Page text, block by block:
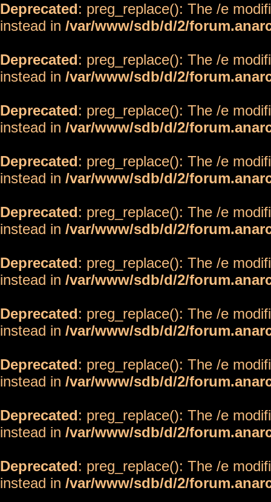
Deprecated: preg_replace(): The /e
instead in /var/www/sdb/d/2/
Deprecated: preg_replace(): The /e
instead in /var/www/sdb/d/2/
Deprecated: preg_replace(): The /e
instead in /var/www/sdb/d/2/
Deprecated: preg_replace(): The /e
instead in /var/www/sdb/d/2/
Deprecated: preg_replace(): The /e
instead in /var/www/sdb/d/2/
Deprecated: preg_replace(): The /e
instead in /var/www/sdb/d/2/
Deprecated: preg_replace(): The /e
instead in /var/www/sdb/d/2/
Deprecated: preg_replace(): The /e
instead in /var/www/sdb/d/2/
Deprecated: preg_replace(): The /e
instead in /var/www/sdb/d/2/
Deprecated: preg_replace(): The /e
instead in /var/www/sdb/d/2/